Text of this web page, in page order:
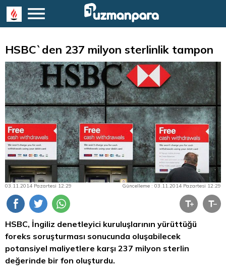
HSBC`den 237 milyon sterlinlik tampon
03.11.2014 Pazartesi 12:29 Güncelleme : 03.11.2014 Pazartesi 12:29
HSBC, İngiliz denetleyici kuruluşlarının yürüttüğü
foreks soruşturması sonucunda oluşabilecek
potansiyel maliyetlere karşı 237 milyon sterlin
değerinde bir fon oluşturdu.